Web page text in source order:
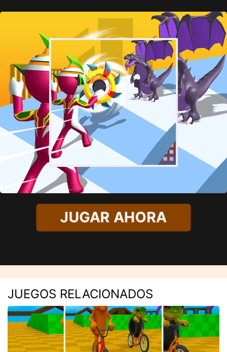
JUGAR AHORA
JUEGOS RELACIONADOS